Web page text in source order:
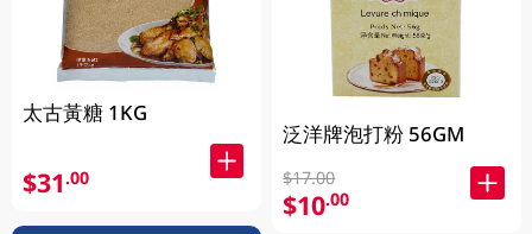
太古黃糖 1KG
$31.00
泛洋牌泡打粉 56GM
$17.00
$10.00